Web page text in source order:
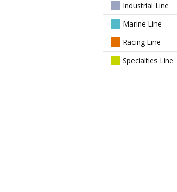
Industrial Line
Marine Line
Racing Line
Specialties Line